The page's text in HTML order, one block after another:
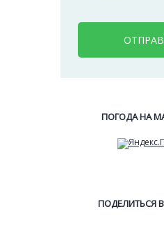
ПОГОДА НА
ПОДЕЛИТЬСЯ